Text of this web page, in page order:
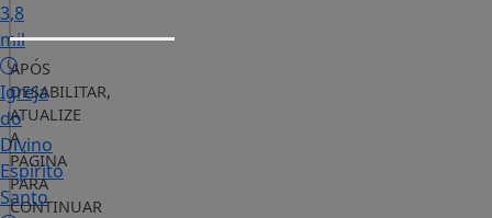
3,8
mil
Igreja
do
Divino
Espírito
Santo
APÓS
DESABILITAR,
ATUALIZE
A
PÁGINA
PARA
CONTINUAR